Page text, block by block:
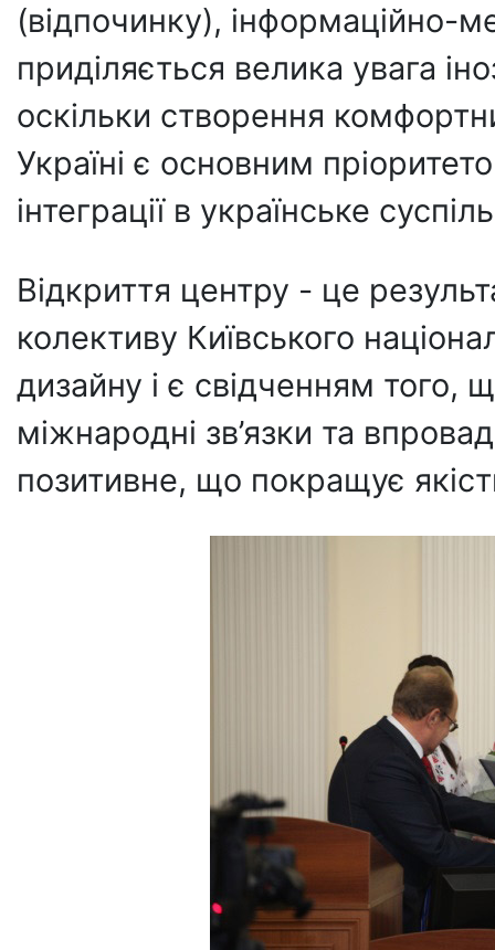
(відпочинку), інформаційно-
приділяється велика увага
оскільки створення
Україні є основним
інтеграції в українське
Відкриття центру - це
колективу Київського
дизайну і є свідченням того,
міжнародні зв’язки та
позитивне, що покращує